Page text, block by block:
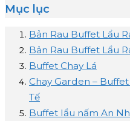
Mục lục
Bản Rau Buffet Lẩu
Bản Rau Buffet Lẩu
Buffet Chay Lá
Chay Garden –
Tế
Buffet lẩu nấm An